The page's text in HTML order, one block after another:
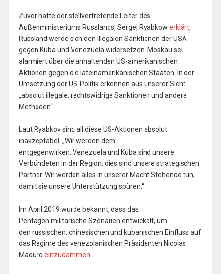
Zuvor hatte der stellvertretende Leiter des
Außenministeriums Russlands, Sergej Ryabkow erklärt,
Russland werde sich den illegalen Sanktionen der USA
gegen Kuba und Venezuela widersetzen. Moskau sei
alarmiert über die anhaltenden US-amerikanischen
Aktionen gegen die lateinamerikanischen Staaten. In der
Umsetzung der US-Politik erkennen aus unserer Sicht
„absolut illegale, rechtswidrige Sanktionen und andere
Methoden“.
Laut Ryabkov sind all diese US-Aktionen absolut
inakzeptabel. „Wir werden dem
entgegenwirken. Venezuela und Kuba sind unsere
Verbündeten in der Region, dies sind unsere strategischen
Partner. Wir werden alles in unserer Macht Stehende tun,
damit sie unsere Unterstützung spüren.“
Im April 2019 wurde bekannt, dass das
Pentagon militärische Szenarien entwickelt, um
den russischen, chinesischen und kubanischen Einfluss auf
das Regime des venezolanischen Präsidenten Nicolas
Maduro einzudämmen